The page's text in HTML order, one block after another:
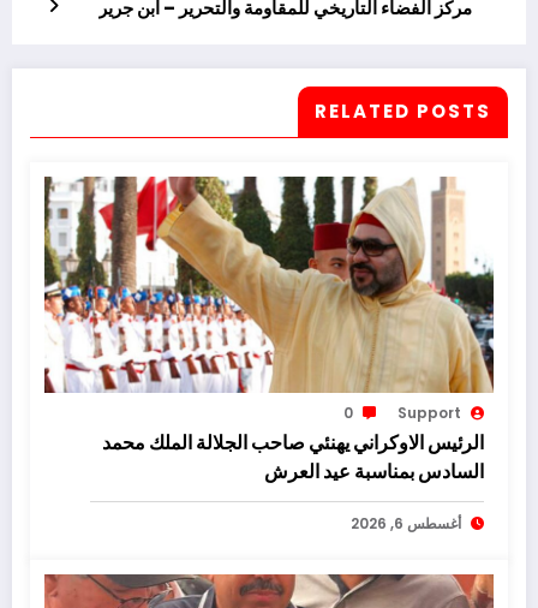
مركز الفضاء التاريخي للمقاومة والتحرير – ابن جرير
RELATED POSTS
Support
0
الرئيس الاوكراني يهنئي صاحب الجلالة الملك محمد
السادس بمناسبة عيد العرش
أغسطس 6, 2026